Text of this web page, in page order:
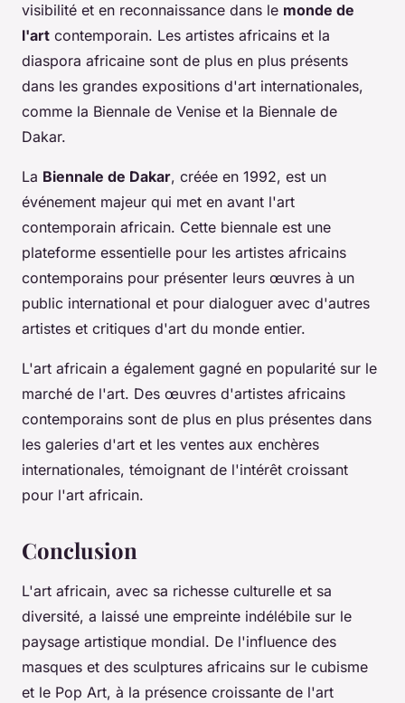
visibilité et en reconnaissance dans le monde de
l'art contemporain. Les artistes africains et la
diaspora africaine sont de plus en plus présents
dans les grandes expositions d'art internationales,
comme la Biennale de Venise et la Biennale de
Dakar.
La Biennale de Dakar, créée en 1992, est un
événement majeur qui met en avant l'art
contemporain africain. Cette biennale est une
plateforme essentielle pour les artistes africains
contemporains pour présenter leurs œuvres à un
public international et pour dialoguer avec d'autres
artistes et critiques d'art du monde entier.
L'art africain a également gagné en popularité sur le
marché de l'art. Des œuvres d'artistes africains
contemporains sont de plus en plus présentes dans
les galeries d'art et les ventes aux enchères
internationales, témoignant de l'intérêt croissant
pour l'art africain.
Conclusion
L'art africain, avec sa richesse culturelle et sa
diversité, a laissé une empreinte indélébile sur le
paysage artistique mondial. De l'influence des
masques et des sculptures africains sur le cubisme
et le Pop Art, à la présence croissante de l'art